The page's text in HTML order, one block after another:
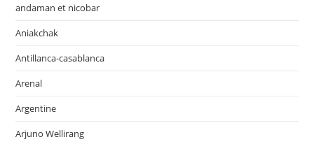
andaman et nicobar
Aniakchak
Antillanca-casablanca
Arenal
Argentine
Arjuno Wellirang